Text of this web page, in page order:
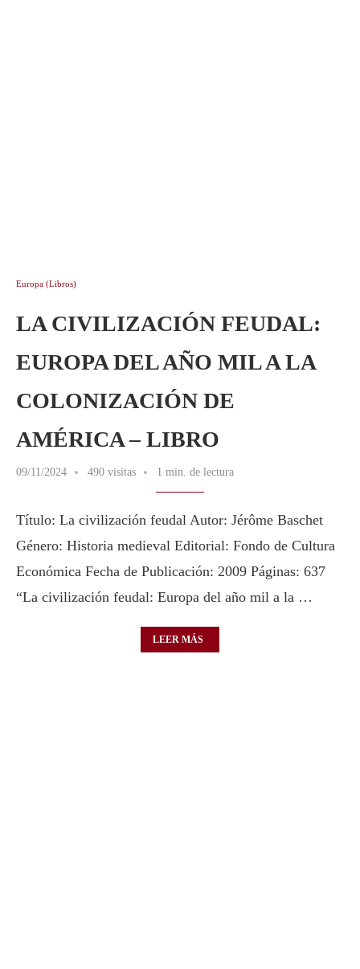
Europa (Libros)
LA CIVILIZACIÓN FEUDAL:
EUROPA DEL AÑO MIL A LA
COLONIZACIÓN DE
AMÉRICA – LIBRO
09/11/2024 490 visitas 1 min. de lectura
Título: La civilización feudal Autor: Jérôme Baschet
Género: Historia medieval Editorial: Fondo de Cultura
Económica Fecha de Publicación: 2009 Páginas: 637
“La civilización feudal: Europa del año mil a la …
LEER MÁS